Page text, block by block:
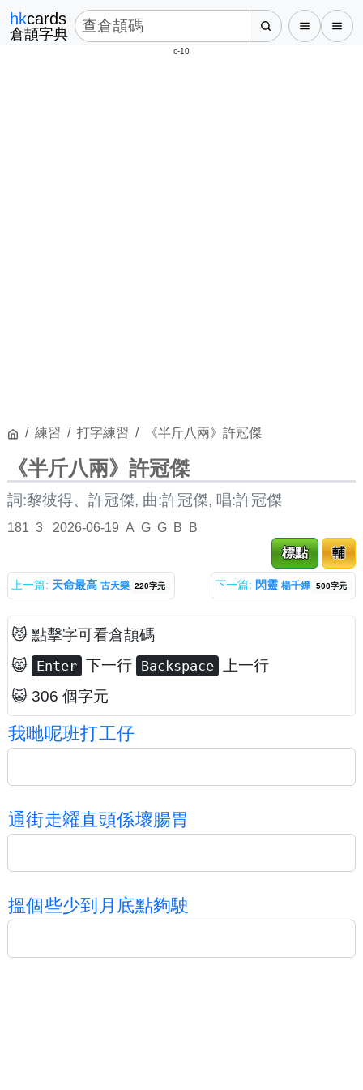
hkcards
倉頡字典
c-10
練習 打字練習 《半斤八兩》許冠傑
《半斤八兩》許冠傑
詞:黎彼得、許冠傑, 曲:許冠傑, 唱:許冠傑
181 3 2026-06-19 A G G B
B
標點
輔
上一篇: 天命最高 古天樂 220字元 下一篇: 閃靈 楊千嬅 500字元
😼 點擊字可看倉頡碼
😸 Enter 下一行 Backspace
上一行
😺 306 個字元
我哋呢班打工仔
通街走糴直頭係壞腸胃
搵個些少到 月 底點夠駛